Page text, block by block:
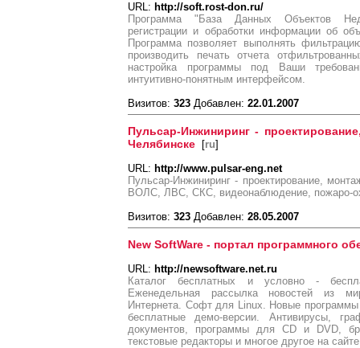
URL: http://soft.rost-don.ru/
Программа "База Данных Объектов
регистрации и обработки информации об
Программа позволяет выполнять
производить печать отчета
настройка программы под Ваши
интуитивно-понятным интерфейсом.
Визитов: 323 Добавлен: 22.01.2007
Пульсар-Инжиниринг -
Челябинске [ru]
URL: http://www.pulsar-eng.net
Пульсар-Инжиниринг - проектирование,
ВОЛС, ЛВС, СКС, видеонаблюдение, пожаро-
Визитов: 323 Добавлен: 28.05.2007
New SoftWare - портал программного
URL: http://newsoftware.net.ru
Каталог бесплатных и условно -
Еженедельная рассылка новостей из
Интернета. Софт для Linux. Новые
бесплатные демо-версии. Антивирусы,
документов, программы для CD и DVD,
текстовые редакторы и многое другое на